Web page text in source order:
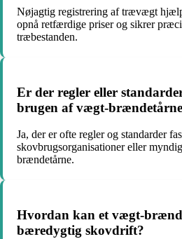
Nøjagtig registrering af trævægt
opnå retfærdige priser og sikrer
træbestanden.
Er der regler eller
brugen af vægt-
Ja, der er ofte regler og standarder
skovbrugsorganisationer eller
brændetårne.
Hvordan kan et vægt-
bæredygtig skovdrift?